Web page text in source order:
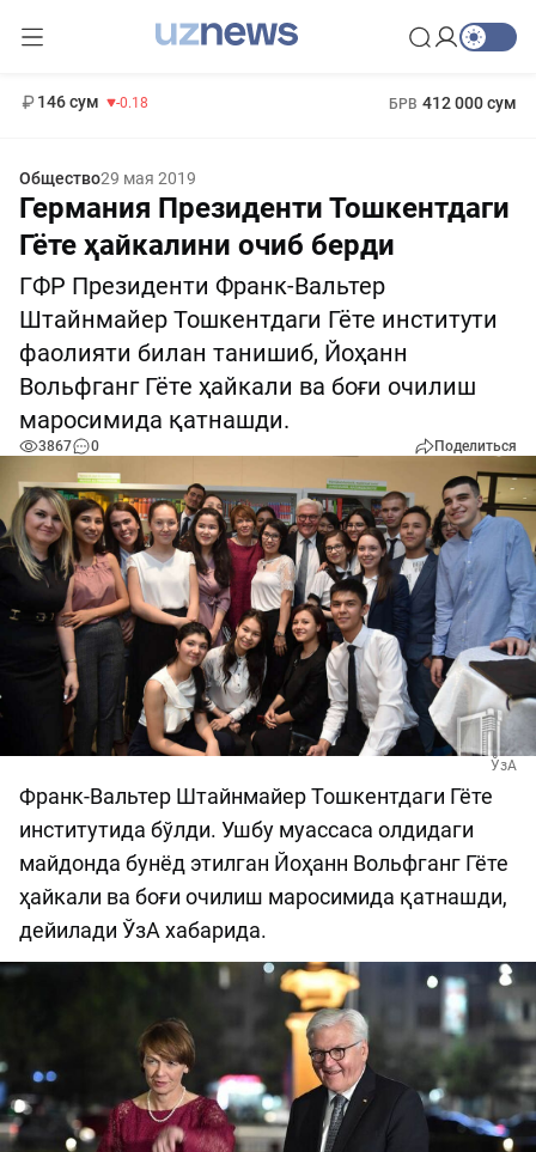
146 сум -0.18 БРВ 412 000 сум
Общество29 мая 2019
Германия Президенти Тошкентдаги
Гёте ҳайкалини очиб берди
ГФР Президенти Франк-Вальтер
Штайнмайер Тошкентдаги Гёте институти
фаолияти билан танишиб, Йоҳанн
Вольфганг Гёте ҳайкали ва боғи очилиш
маросимида қатнашди.
3867 0 Поделиться
ЎзА
Франк-Вальтер Штайнмайер Тошкентдаги Гёте
институтида бўлди. Ушбу муассаса олдидаги
майдонда бунёд этилган Йоҳанн Вольфганг Гёте
ҳайкали ва боғи очилиш маросимида қатнашди,
дейилади ЎзА хабарида.